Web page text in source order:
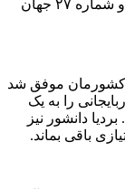
(درجه بین المللی زنده) خود را به ۲۷۱۲ رسانده و شماره ۲۷ جهان
کشورمان موفق شد
را به یک
۳/۵ امتیازی شود. بردیا دانشور نیز